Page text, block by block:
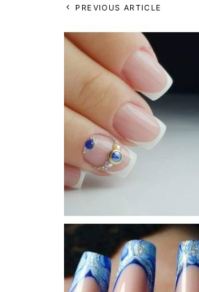
PREVIOUS ARTICLE